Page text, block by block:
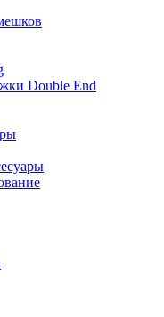
Double End